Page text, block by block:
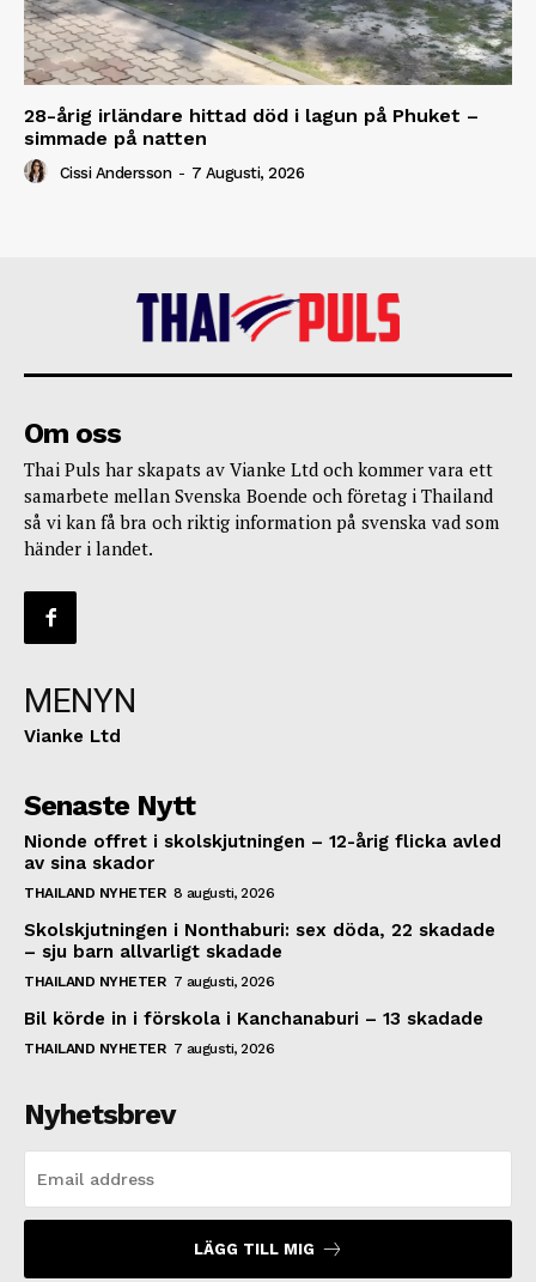
28-årig irländare hittad död i lagun på Phuket –
simmade på natten
Cissi Andersson - 7 Augusti, 2026
Om oss
Thai Puls har skapats av Vianke Ltd och kommer vara ett
samarbete mellan Svenska Boende och företag i Thailand
så vi kan få bra och riktig information på svenska vad som
händer i landet.
MENYN
Vianke Ltd
Senaste Nytt
Nionde offret i skolskjutningen – 12-årig flicka avled
av sina skador
THAILAND NYHETER 8 augusti, 2026
Skolskjutningen i Nonthaburi: sex döda, 22 skadade
– sju barn allvarligt skadade
THAILAND NYHETER 7 augusti, 2026
Bil körde in i förskola i Kanchanaburi – 13 skadade
THAILAND NYHETER 7 augusti, 2026
Nyhetsbrev
LÄGG TILL MIG